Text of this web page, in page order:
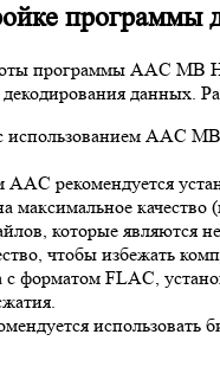
программы
программы AAC MB
данных.
AAC
рекомендуется
максимальное качество
которые являются
чтобы избежать
с форматом FLAC,